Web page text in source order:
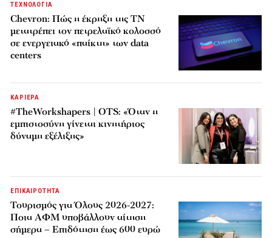
ΤΕΧΝΟΛΟΓΙΑ
Chevron: Πώς η έκρηξη της ΤΝ
μετατρέπει τον πετρελαϊκό κολοσσό
σε ενεργειακό «παίκτη» των data
centers
ΚΑΡΙΕΡΑ
#TheWorkshapers | OTS: «Όταν η
εμπιστοσύνη γίνεται κινητήριος
δύναμη εξέλιξης»
ΕΠΙΚΑΙΡΟΤΗΤΑ
Τουρισμός για Όλους 2026-2027:
Ποια ΑΦΜ υποβάλλουν αίτηση
σήμερα – Επιδότηση έως 600 ευρώ